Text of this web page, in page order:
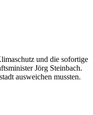
und die sofortige
Jörg Steinbach.
ausweichen mussten.